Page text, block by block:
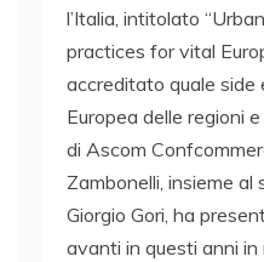
l’Italia, intitolato
practices for vital
accreditato quale
Europea delle regioni
di Ascom
Zambonelli, insieme al
Giorgio Gori, ha
avanti in questi anni